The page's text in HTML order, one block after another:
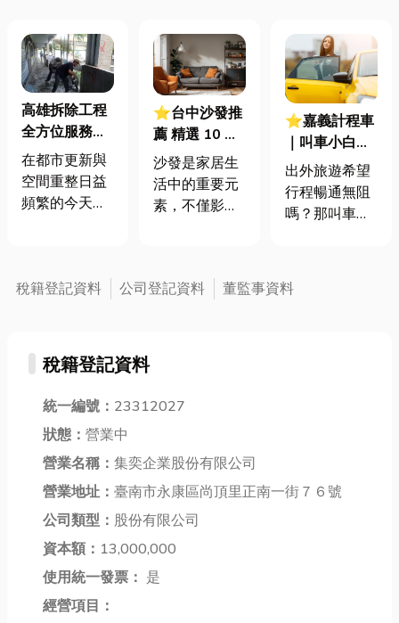
高雄拆除工程
全方位服務｜
商業建築、工
業廠房、住宅
拆除專業團隊
在都市更新與
空間重整日益
頻繁的今天，
是需要專精於
違建處理、廠
房拆除等各類
工程。無論是
住宅翻新、商
業空間改造，
或是大型建築
拆除，都要從
現場評估、拆
除規劃、施工
執行到廢棄物
清運的一站
⭐台中沙發推
薦 精選 10 大
網路人氣店
家！真皮沙發
保養需注意的
沙發是家居生
活中的重要元
素，不僅影響
息、娛樂和社
家居的關鍵之
布局中占據著
核心位置，好
的沙發不但能
提升室內空間
的美感和品
味，還能提
⭐嘉義計程車
｜叫車小白必
看！嘉義計程
車費用、叫車
方式、注意事
出外旅遊希望
行程暢通無阻
嗎？那叫車就
像計程車就是
我們日常生活
用計算，為你
稅籍登記資料 公司登記資料 董監事資料
稅籍登記資料
統一編號： 23312027
狀態： 營業中
營業名稱： 集奕企業股份有限公司
營業地址： 臺南市永康區尚頂里正南一街７６號
公司類型： 股份有限公司
資本額： 13,000,000
使用統一發票： 是
經營項目：